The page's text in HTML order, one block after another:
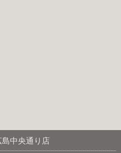
島中央通り店